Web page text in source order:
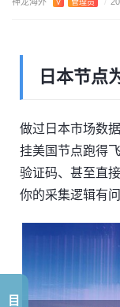
日本节点
做过日本市场数
挂美国节点跑得
验证码、甚至直
你的采集逻辑有
目